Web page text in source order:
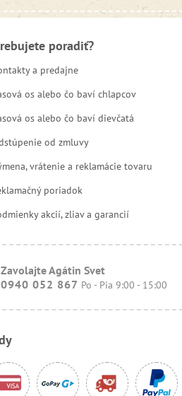
poradiť?
a predajne
os alebo čo baví chlapcov
os alebo čo baví dievčatá
od zmluvy
vrátenie a reklamácie tovaru
poriadok
akcií, zliav a garancií
Zavolajte Agátin Svet
0940 052 867 Po - Pia 9:00 - 15:00